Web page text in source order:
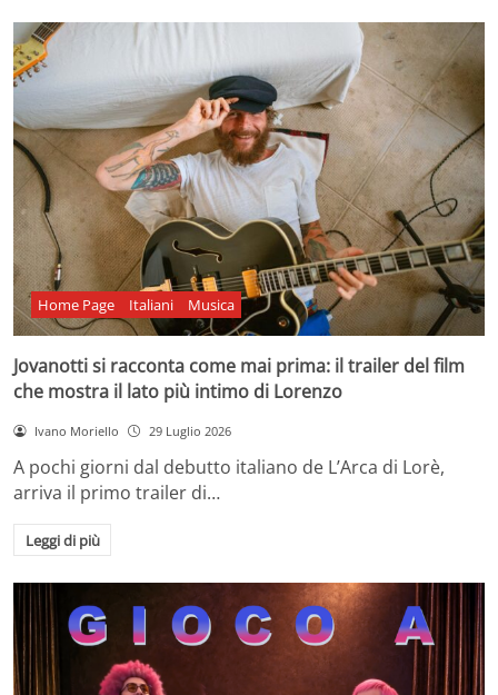
Home Page Italiani Musica
Jovanotti si racconta come mai prima: il trailer del film
che mostra il lato più intimo di Lorenzo
Ivano Moriello 29 Luglio 2026
A pochi giorni dal debutto italiano de L’Arca di Lorè,
arriva il primo trailer di…
Leggi di più